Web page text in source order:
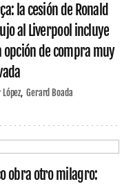
la cesión de Ronald
al Liverpool incluye
opción de compra muy
Gerard Boada
obra otro milagro: